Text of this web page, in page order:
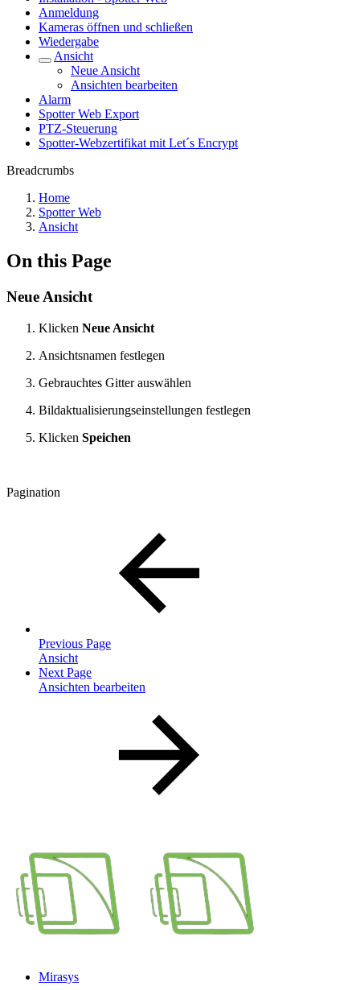
Anmeldung
Kameras öffnen und schließen
Wiedergabe
Ansicht
Neue Ansicht
Ansichten bearbeiten
Alarm
Spotter Web Export
PTZ-Steuerung
Spotter-Webzertifikat mit Let´s Encrypt
Breadcrumbs
Home
Spotter Web
Ansicht
On this Page
Neue Ansicht
Klicken Neue Ansicht
Ansichtsnamen festlegen
Gebrauchtes Gitter auswählen
Bildaktualisierungseinstellungen festlegen
Klicken Speichen
Pagination
Previous Page
Ansicht
Next Page
Ansichten bearbeiten
Mirasys